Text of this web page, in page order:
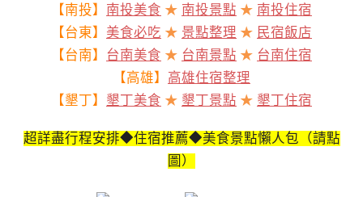
【南投】 南投美食 ★ 南投景點 ★ 南投住宿
【台東】 美食必吃 ★ 景點整理 ★ 民宿飯店
【台南】 台南美食 ★ 台南景點 ★ 台南住宿
【高雄】 高雄住宿整理
【墾丁】 墾丁美食 ★ 墾丁景點 ★ 墾丁住宿
超詳盡行程安排◆住宿推薦◆美食景點懶人包（請點
圖）